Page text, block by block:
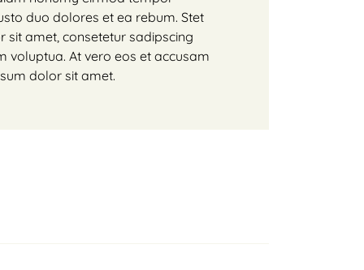
duo dolores et ea rebum. Stet
amet, consetetur sadipscing
At vero eos et accusam
dolor sit amet.